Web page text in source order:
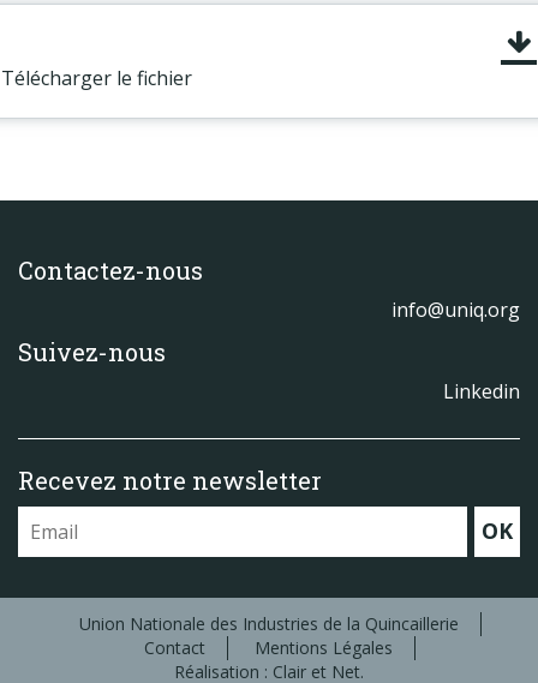
Télécharger le fichier
Contactez-nous
info@uniq.org
Suivez-nous
Linkedin
Recevez notre newsletter
OK
Union Nationale des Industries de la Quincaillerie
Contact
Mentions Légales
Réalisation : Clair et Net.